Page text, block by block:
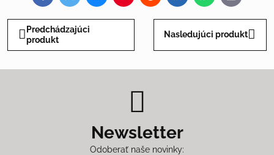
mail
Predchádzajúci
produkt
Nasledujúci produkt
Newsletter
Odoberať naše novinky: